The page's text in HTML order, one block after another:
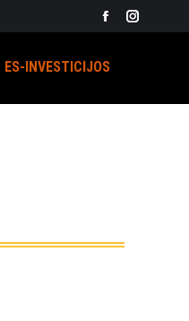
Facebook
opens
ES-INVESTICIJOS